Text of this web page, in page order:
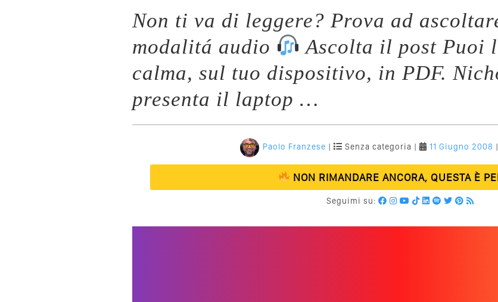
Non ti va di leggere? Prova ad
modalitá audio
Ascolta il post Puoi
calma, sul tuo dispositivo, in PDF.
presenta il laptop …
Paolo Franzese | Senza categoria | 11 Giugno 2008 |
NON RIMANDARE ANCORA, QUESTA È
Seguimi su: